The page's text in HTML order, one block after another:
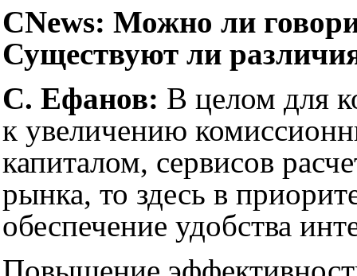
CNews: Можно ли
Существуют ли
С. Ефанов: В целом для
к увеличению
капиталом, сервисов
рынка, то здесь в
обеспечение удобства